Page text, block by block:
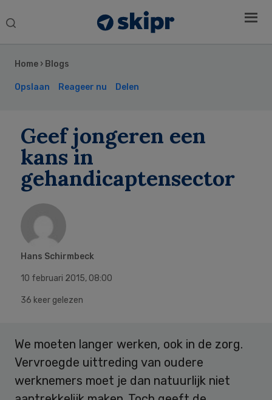
Search
Home › Blogs
Opslaan Reageer nu Delen
Geef jongeren een
kans in
gehandicaptensector
Hans Schirmbeck
10 februari 2015, 08:00
36 keer gelezen
We moeten langer werken, ook in de zorg.
Vervroegde uittreding van oudere
werknemers moet je dan natuurlijk niet
Sidebar